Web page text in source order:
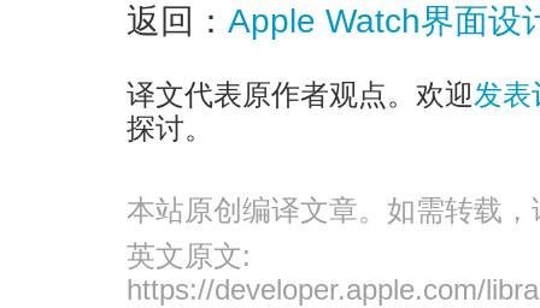
返回： Apple Watch界面设
译文代表原作者观点。欢迎发表
探讨。
本站原创编译文章。如需转载
英文原文:
https://developer.apple.com/